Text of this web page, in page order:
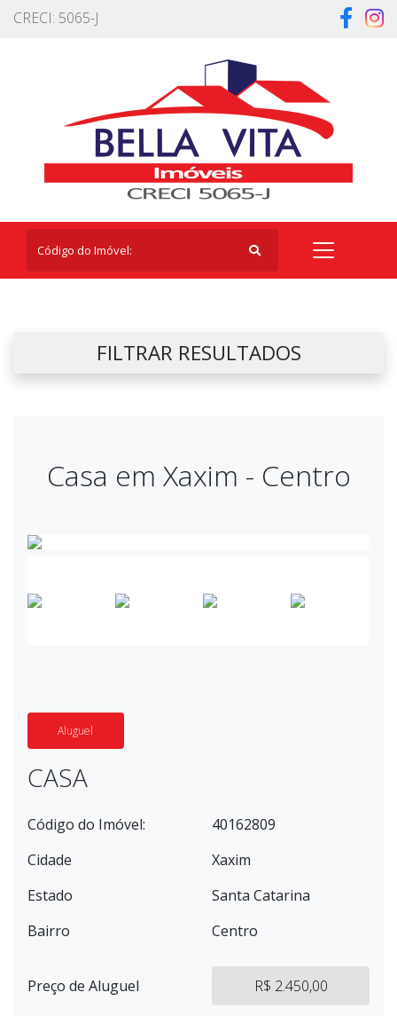
CRECI: 5065-J
FILTRAR RESULTADOS
Casa em Xaxim - Centro
Aluguel
CASA
Código do Imóvel:
40162809
Cidade
Xaxim
Estado
Santa Catarina
Bairro
Centro
Preço de Aluguel R$ 2.450,00